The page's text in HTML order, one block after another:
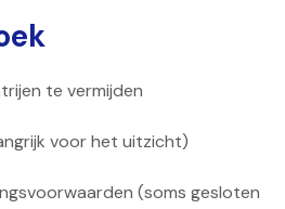
te vermijden
voor het uitzicht)
(soms gesloten